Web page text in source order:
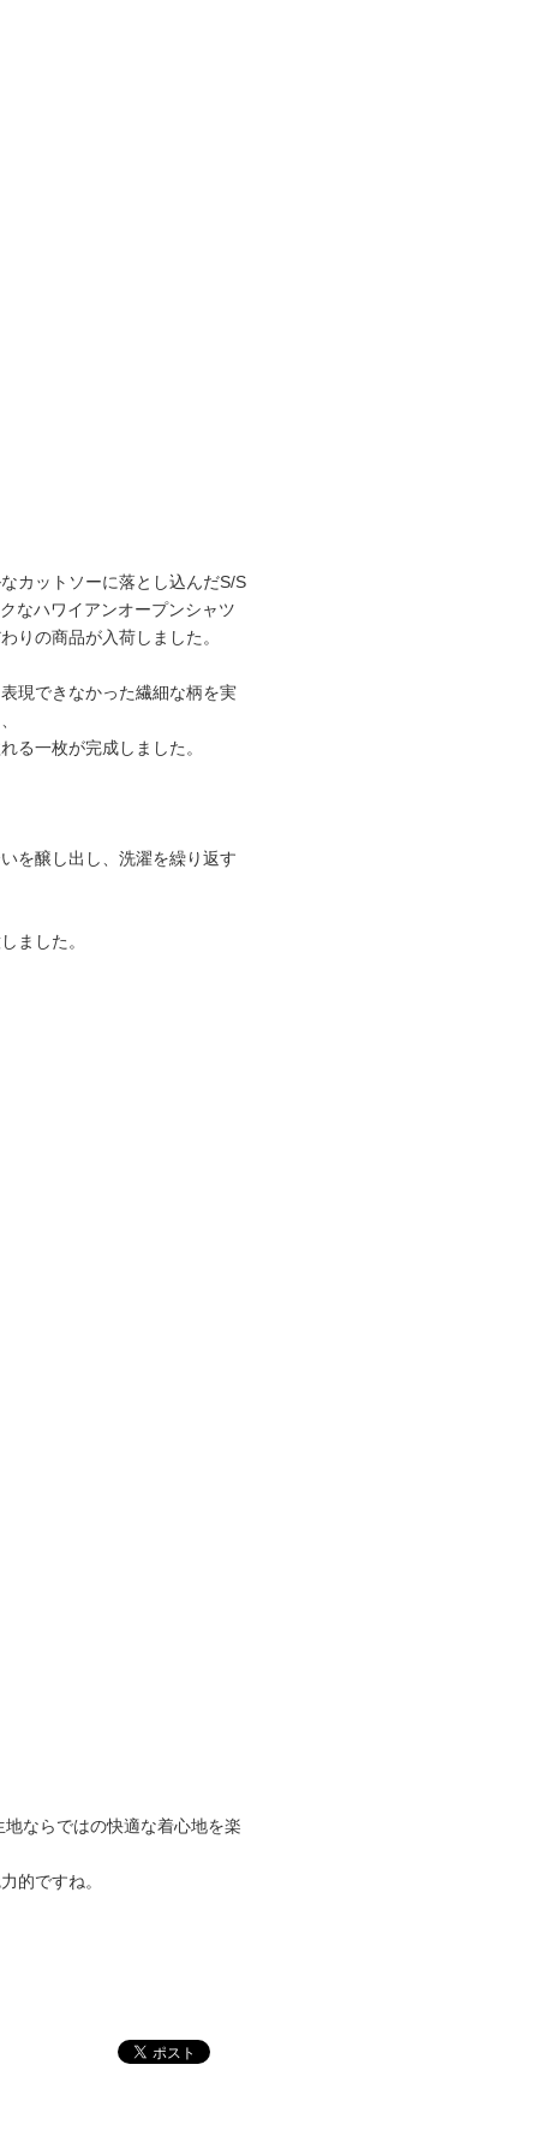
カットソーに落とし込んだS/S
なハワイアンオープンシャツ
りの商品が入荷しました。
現できなかった繊細な柄を実
る一枚が完成しました。
を醸し出し、洗濯を繰り返す
ました。
ならではの快適な着心地を楽
的ですね。